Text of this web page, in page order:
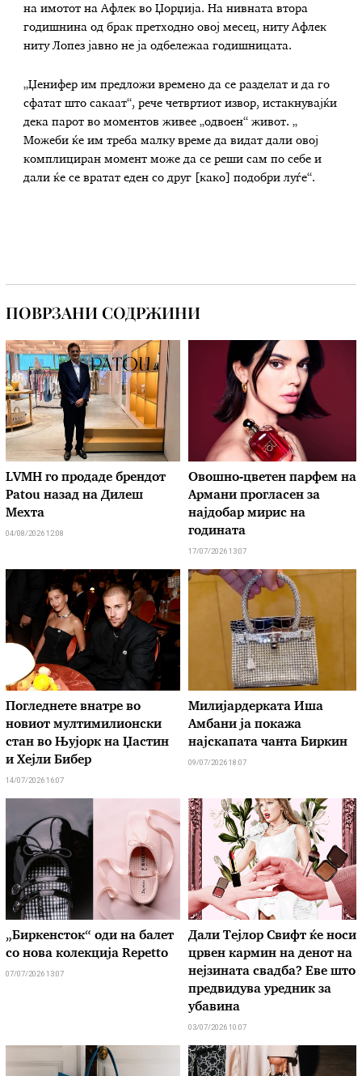
на имотот на Афлек во Џорџија. На нивната втора
годишнина од брак претходно овој месец, ниту Афлек
ниту Лопез јавно не ја одбележаа годишницата.
„Џенифер им предложи времено да се разделат и да го
сфатат што сакаат“, рече четвртиот извор, истакнувајќи
дека парот во моментов живее „одвоен“ живот. „
Можеби ќе им треба малку време да видат дали овој
комплициран момент може да се реши сам по себе и
дали ќе се вратат еден со друг [како] подобри луѓе“.
ПОВРЗАНИ СОДРЖИНИ
LVMH го продаде брендот
Patou назад на Дилеш
Мехта
04/08/2026 12:08
Овошно-цветен парфем на
Армани прогласен за
најдобар мирис на
годината
17/07/2026 13:07
Погледнете внатре во
новиот мултимилионски
стан во Њујорк на Џастин
и Хејли Бибер
14/07/2026 16:07
Милијардерката Иша
Амбани ја покажа
најскапата чанта Биркин
09/07/2026 18:07
„Биркенсток“ оди на балет
со нова колекција Repetto
07/07/2026 13:07
Дали Тејлор Свифт ќе носи
црвен кармин на денот на
нејзината свадба? Еве што
предвидува уредник за
убавина
03/07/2026 10:07